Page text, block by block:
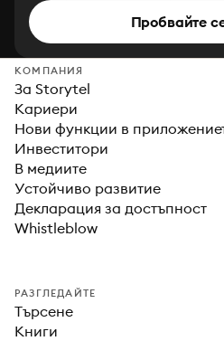
Пробвайте
КОМПАНИЯ
За Storytel
Кариери
Нови функции в
Инвеститори
В медиите
Устойчиво развитие
Декларация за достъпност
Whistleblow
РАЗГЛЕДАЙТЕ
Търсене
Книги